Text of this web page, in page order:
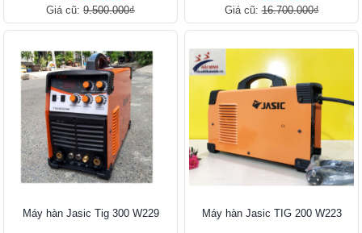
Giá cũ: 9.500.000₫ Giá cũ:16.700.000₫
Máy hàn Jasic Tig 300 W229 Máy hàn Jasic TIG 200 W223